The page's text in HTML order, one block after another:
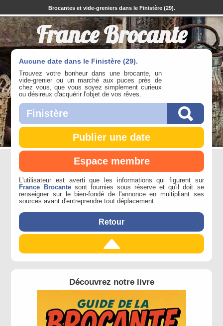
Brocantes et vide-greniers dans le Finistère (29).
France Brocante
Aucune date dans le Finistère (29).
Trouvez votre bonheur dans une brocante, un
vide-grenier ou un marché aux puces près de
chez vous, que vous soyez simplement curieux
ou désireux d'acquérir l'objet de vos rêves.
Publier une date
Espace membre
L'utilisateur est averti que les informations qui figurent sur
France Brocantesont fournies sous réserve et qu'il doit se
renseigner sur le bien-fondé de l'annonce en multipliant ses
sources avant d'entreprendre tout déplacement.
Retour
Découvrez notre livre